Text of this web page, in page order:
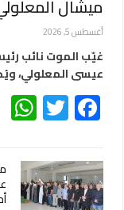
ميشال
أغسطس 5, 2026
غيّب الموت نائب
عيسى المعلولي،